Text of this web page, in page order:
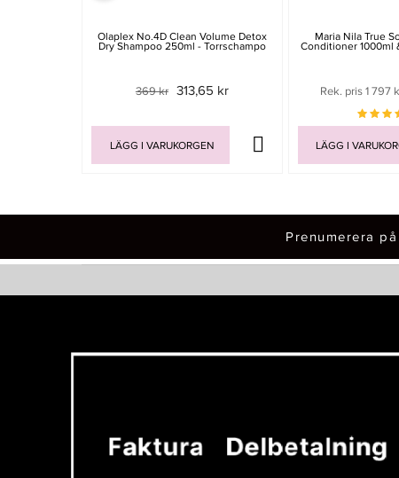
Olaplex No.4D Clean Volume Detox
Dry Shampoo 250ml - Torrschampo
369 kr 313,65 kr
LÄGG I VARUKORGEN
Maria Nila True
Conditioner 1000ml
Rek. pris 1 797
LÄGG I
Prenumerera